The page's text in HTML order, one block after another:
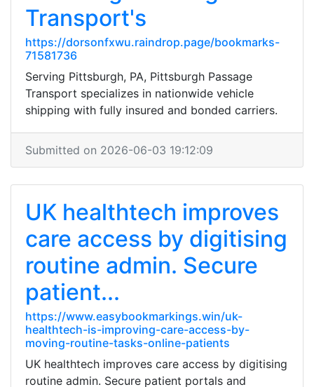
Transport's
https://dorsonfxwu.raindrop.page/bookmarks-
71581736
Serving Pittsburgh, PA, Pittsburgh Passage
Transport specializes in nationwide vehicle
shipping with fully insured and bonded carriers.
Submitted on 2026-06-03 19:12:09
UK healthtech improves
care access by digitising
routine admin. Secure
patient...
https://www.easybookmarkings.win/uk-
healthtech-is-improving-care-access-by-
moving-routine-tasks-online-patients
UK healthtech improves care access by digitising
routine admin. Secure patient portals and